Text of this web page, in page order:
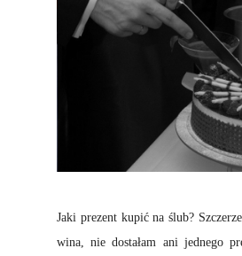
Jaki prezent kupić na ślub?
wina, nie dostałam ani jednego